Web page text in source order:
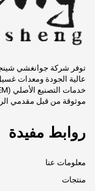
توفر شركة جوانغشي
عالية الجودة ومعدات
موثوقة من قبل مقدمي
روابط مفيدة
معلومات عنا
منتجات